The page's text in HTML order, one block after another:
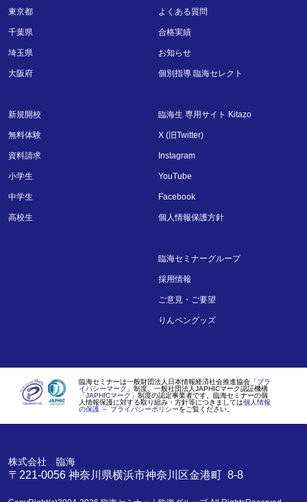
東京都
千葉県
埼玉県
大阪府
新規開校
無料体験
資料請求
小学生
中学生
高校生
よくある質問
合格実績
お知らせ
個別指導 臨海セレクト
臨海生 専用サイト Kitazo
X (旧Twitter)
Instagram
YouTube
Facebook
個人情報保護方針
臨海セミナーグループ
採用情報
ご意見・ご要望
りんペングッズ
臨海セミナーは一般財団法人日本情報経済社会推進協会「プラ
イバシーマーク 」制度、一般社団法人JAPHICマーク認証機構
「JAPHICマーク 」制度の認定事業者です。臨海セミナーの個
人情報保護に対する取り組み・方針等につきましては個人情報
の保護 ～ プライバシーポリシーをご覧ください。
株式会社 臨海
〒221-0056 神奈川県横浜市神奈川区金港町 8-8